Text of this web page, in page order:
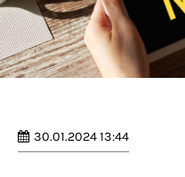
Anmelden
30.01.2024 13:44